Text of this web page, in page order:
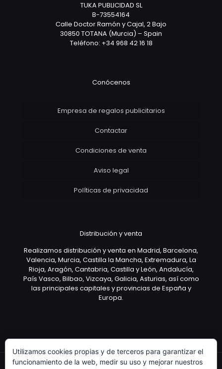
TUKA PUBLICIDAD SL
B-73554164
Calle Doctor Ramón y Cajal, 2 Bajo
30850 TOTANA (Murcia) – Spain
Teléfono: +34 968 42 16 18
Conócenos
Empresa de regalos publicitarios
Contactar
Condiciones de venta
Aviso legal
Políticas de privacidad
Distribución y venta
Realizamos distribución y venta en Madrid, Barcelona,
Valencia, Murcia, Castilla la Mancha, Extremadura, La
Rioja, Aragón, Cantabria, Castilla y León, Andalucía,
País Vasco, Bilbao, Vizcaya, Galicia, Asturias, así como
las principales capitales y provincias de España y
Europa.
Utilizamos cookies propias y de terceros para garantizar el
funcionamiento de la web, medir su uso y mejorar nuestros